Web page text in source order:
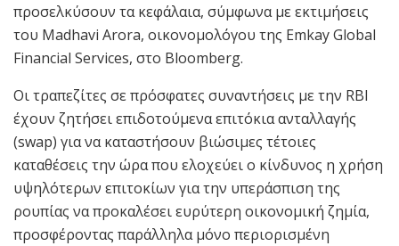
προσελκύσουν τα κεφάλαια, σύμφωνα με εκτιμήσεις
του Madhavi Arora, οικονομολόγου της Emkay Global
Financial Services, στο Bloomberg.
Οι τραπεζίτες σε πρόσφατες συναντήσεις με την RBI
έχουν ζητήσει επιδοτούμενα επιτόκια ανταλλαγής
(swap) για να καταστήσουν βιώσιμες τέτοιες
καταθέσεις την ώρα που ελοχεύει ο κίνδυνος η χρήση
υψηλότερων επιτοκίων για την υπεράσπιση της
ρουπίας να προκαλέσει ευρύτερη οικονομική ζημία,
προσφέροντας παράλληλα μόνο περιορισμένη